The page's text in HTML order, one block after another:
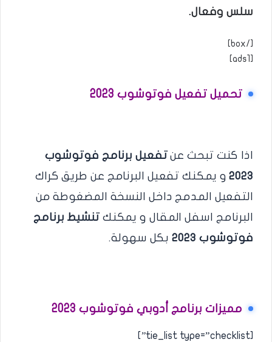
سلس وفعال.
[/box]
[ads1]
تحميل تفعيل فوتوشوب 2023
اذا كنت تبحث عنتفعيل برنامج فوتوشوب
2023و يمكنك تفعيل البرنامج عن طريق كراك
التفعيل المدمج داخل النسخة المضغوطة من
البرنامج اسفل المقال و يمكنكتنشيط برنامج
فوتوشوب 2023
بكل سهولة.
مميزات برنامج أدوبي فوتوشوب 2023
[tie_list type=”checklist”]